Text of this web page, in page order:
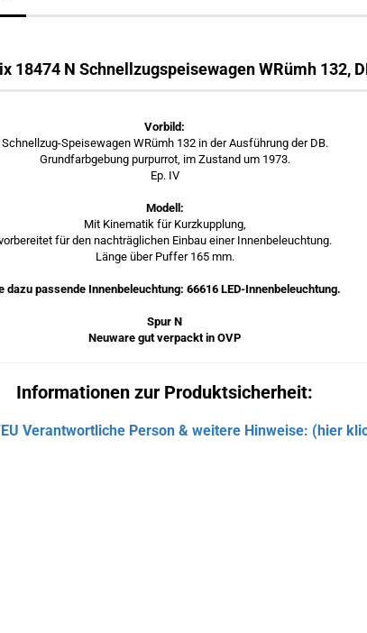
18474 N Schnellzugspeisewagen WRümh 132,
Vorbild:
Schnellzug-Speisewagen WRümh 132 in der Ausführung der DB.
Grundfarbgebung purpurrot, im Zustand um 1973.
Ep. IV
Modell:
Mit Kinematik für Kurzkupplung,
für den nachträglichen Einbau einer Innenbeleuchtung.
Länge über Puffer 165 mm.
dazu passende Innenbeleuchtung: 66616 LED-Innenbeleuchtung.
Spur N
Neuware gut verpackt in OVP
Informationen zur Produktsicherheit:
Verantwortliche Person & weitere Hinweise: (hier